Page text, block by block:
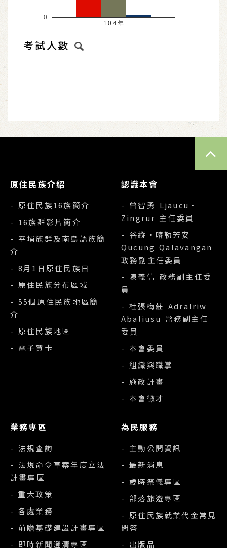
104年
0
考試人數
原住民族介紹
- 原住民族16族簡介
- 16族群影片簡介
- 平埔族群及南島語族簡
介
- 8月1日原住民族日
- 原住民族分布區域
- 55個原住民族地區簡
介
- 原住民族地區
- 電子賀卡
認識本會
- 曾智勇 Ljaucu‧
Zingrur 主任委員
- 谷縱‧喀勒芳安
Qucung Qalavangan
政務副主任委員
- 陳義信 政務副主任委
員
- 杜張梅莊 Adralriw
Abaliusu 常務副主任
委員
- 本會委員
- 組織與職掌
- 施政計畫
- 本會徵才
業務專區
- 法規查詢
- 法規命令草案年度立法
計畫專區
- 重大政策
- 各處業務
- 前瞻基礎建設計畫專區
- 即時新聞澄清專區
為民服務
- 主動公開資訊
- 最新消息
- 歲時祭儀專區
- 部落旅遊專區
- 原住民族就業代金常見
問答
- 出版品